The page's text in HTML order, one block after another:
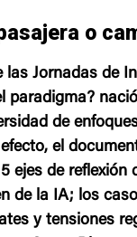
o
las Jornadas de
paradigma?
de
el
ejes de
de la IA; los
y tensiones